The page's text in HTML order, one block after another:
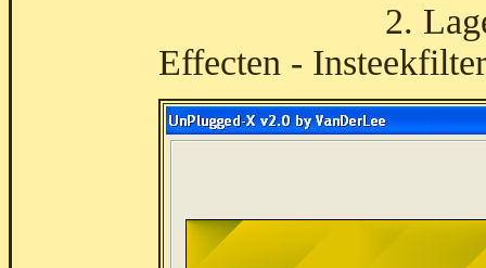
2.
Effecten -